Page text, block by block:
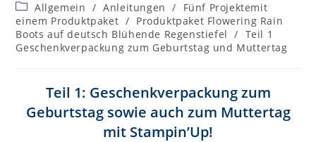
Allgemein / Anleitungen /
Fünf Projektemit
einem Produktpaket / Produktpaket Flowering Rain
Boots auf deutsch Blühende Regenstiefel
/ Teil 1
Geschenkverpackung zum Geburtstag und Muttertag
Teil 1: Geschenkverpackung zum
Geburtstag sowie auch zum Muttertag
mit Stampin’Up!